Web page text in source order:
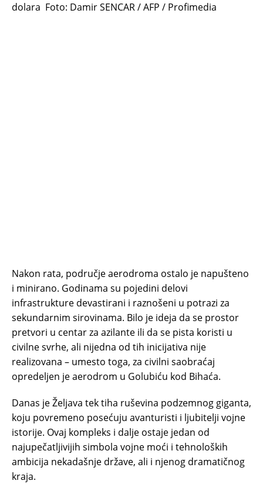
dolara Foto: Damir SENCAR / AFP / Profimedia
Nakon rata, područje aerodroma ostalo je napušteno
i minirano. Godinama su pojedini delovi
infrastrukture devastirani i raznošeni u potrazi za
sekundarnim sirovinama. Bilo je ideja da se prostor
pretvori u centar za azilante ili da se pista koristi u
civilne svrhe, ali nijedna od tih inicijativa nije
realizovana – umesto toga, za civilni saobraćaj
opredeljen je aerodrom u Golubiću kod Bihaća.
Danas je Željava tek tiha ruševina podzemnog giganta,
koju povremeno posećuju avanturisti i ljubitelji vojne
istorije. Ovaj kompleks i dalje ostaje jedan od
najupečatljivijih simbola vojne moći i tehnoloških
ambicija nekadašnje države, ali i njenog dramatičnog
kraja.